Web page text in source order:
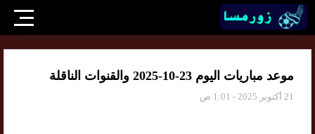
موعد مباريات اليوم 23-10-2025 والقنوات الناقلة
21 أكتوبر 2025 - 1:01 ص